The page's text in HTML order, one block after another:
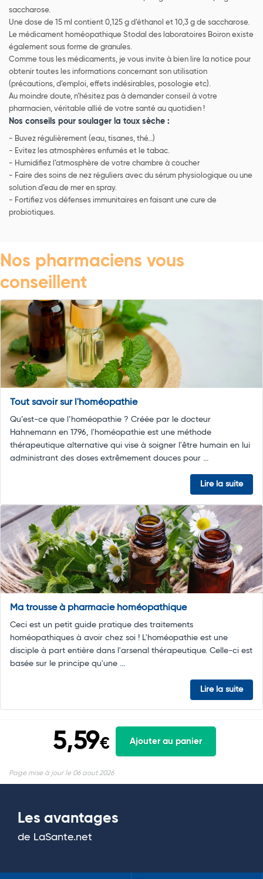
saccharose.
Une dose de 15 ml contient 0,125 g d’éthanol et 10,3 g de saccharose.
Le médicament homéopathique Stodal des laboratoires Boiron existe
également sous forme de granules.
Comme tous les médicaments, je vous invite à bien lire la notice pour
obtenir toutes les informations concernant son utilisation
(précautions, d’emploi, effets indésirables, posologie etc).
Au moindre doute, n’hésitez pas à demander conseil à votre
pharmacien, véritable allié de votre santé au quotidien !
Nos conseils pour soulager la toux sèche :
- Buvez régulièrement (eau, tisanes, thé…)
- Evitez les atmosphères enfumés et le tabac.
- Humidifiez l’atmosphère de votre chambre à coucher
- Faire des soins de nez réguliers avec du sérum physiologique ou une
solution d’eau de mer en spray.
- Fortifiez vos défenses immunitaires en faisant une cure de
probiotiques.
Nos pharmaciens vous
conseillent
Tout savoir sur l'homéopathie
Qu’est-ce que l’homéopathie ? Créée par le docteur
Hahnemann en 1796, l'homéopathie est une méthode
thérapeutique alternative qui vise à soigner l'être humain en lui
administrant des doses extrêmement douces pour ...
Lire la suite
Ma trousse à pharmacie homéopathique
Ceci est un petit guide pratique des traitements
homéopathiques à avoir chez soi ! L'homéopathie est une
disciple à part entière dans l'arsenal thérapeutique. Celle-ci est
basée sur le principe qu'une ...
Lire la suite
5,59€ Ajouter au panier
Page mise à jour le 06 aout 2026
Les avantages
de LaSante.net